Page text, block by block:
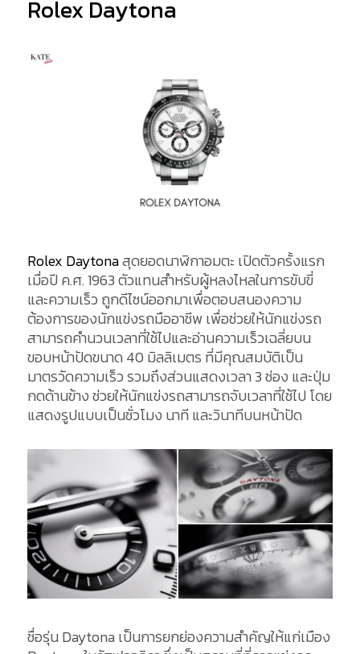
Rolex Daytona
Rolex Daytonaสุดยอดนาฬิกาอมตะ เปิดตัวครั้งแรก
เมื่อปี ค.ศ. 1963 ตัวแทนสำหรับผู้หลงไหลในการขับขี่
และความเร็ว ถูกดีไซน์ออกมาเพื่อตอบสนองความ
ต้องการของนักแข่งรถมืออาชีพ เพื่อช่วยให้นักแข่งรถ
สามารถคำนวนเวลาที่ใช้ไปและอ่านความเร็วเฉลี่ยบน
ขอบหน้าปัดขนาด 40 มิลลิเมตร ที่มีคุณสมบัติเป็น
มาตรวัดความเร็ว รวมถึงส่วนแสดงเวลา 3 ช่อง และปุ่ม
กดด้านข้าง ช่วยให้นักแข่งรถสามารถจับเวลาที่ใช้ไป โดย
แสดงรูปแบบเป็นชั่วโมง นาที และวินาทีบนหน้าปัด
ชื่อรุ่น Daytona เป็นการยกย่องความสำคัญให้แก่เมือง